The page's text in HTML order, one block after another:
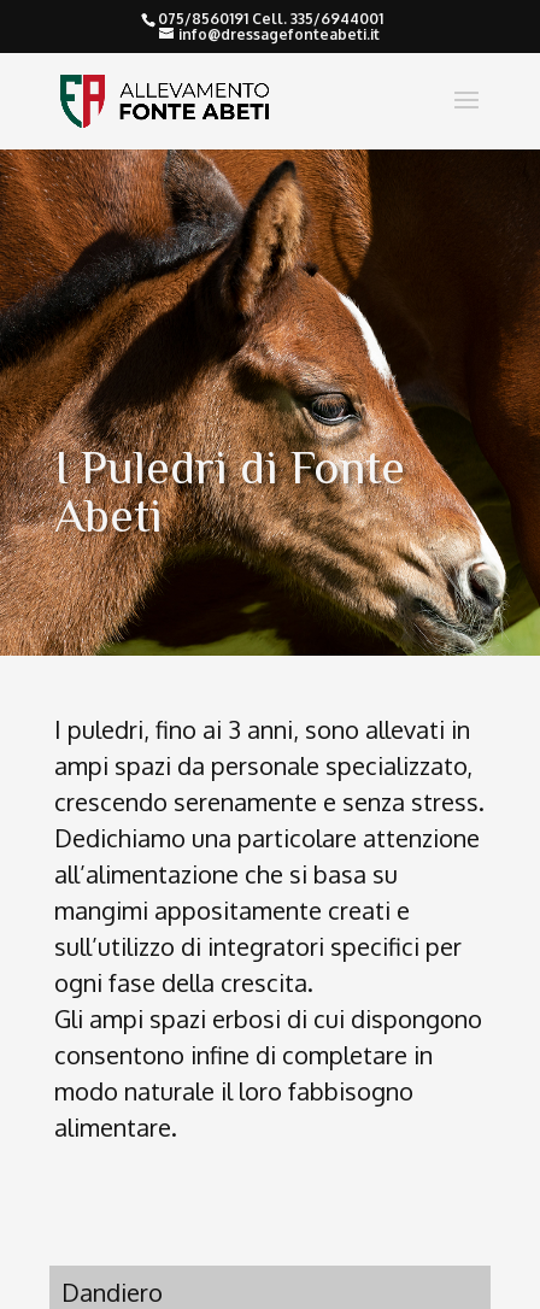
075/8560191 Cell. 335/6944001
info@dressagefonteabeti.it
I Puledri di Fonte
Abeti
I puledri, fino ai 3 anni, sono allevati in
ampi spazi da personale specializzato,
crescendo serenamente e senza stress.
Dedichiamo una particolare attenzione
all’alimentazione che si basa su
mangimi appositamente creati e
sull’utilizzo di integratori specifici per
ogni fase della crescita.
Gli ampi spazi erbosi di cui dispongono
consentono infine di completare in
modo naturale il loro fabbisogno
alimentare.
Dandiero